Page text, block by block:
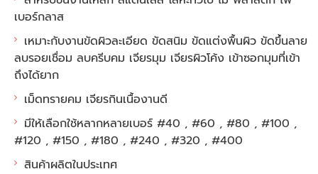
เบอร์กลาส
เหมาะกับงานขัดผิวละเอียด ขัดสนิม ขัดแต่งพื้นผิว ขัดขึ้นลาย
ลบรอยเชื่อม ลบครีบคม เจียรมุม เจียรผิวโค้ง เข้าซอกมุมที่เข้า
ถึงได้ยาก
เม็ดทรายคม เจียรกินเนื้องานดี
มีให้เลือกใช้หลากหลายเบอร์ #40 , #60 , #80 , #100 ,
#120 , #150 , #180 , #240 , #320 , #400
สินค้าผลิตในประเทศ